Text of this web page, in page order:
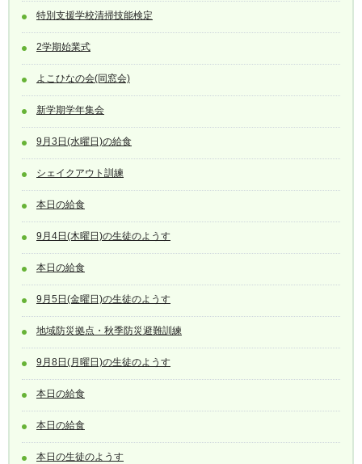
特別支援学校清掃技能検定
2学期始業式
よこひなの会(同窓会)
新学期学年集会
9月3日(水曜日)の給食
シェイクアウト訓練
本日の給食
9月4日(木曜日)の生徒のようす
本日の給食
9月5日(金曜日)の生徒のようす
地域防災拠点・秋季防災避難訓練
9月8日(月曜日)の生徒のようす
本日の給食
本日の給食
本日の生徒のようす